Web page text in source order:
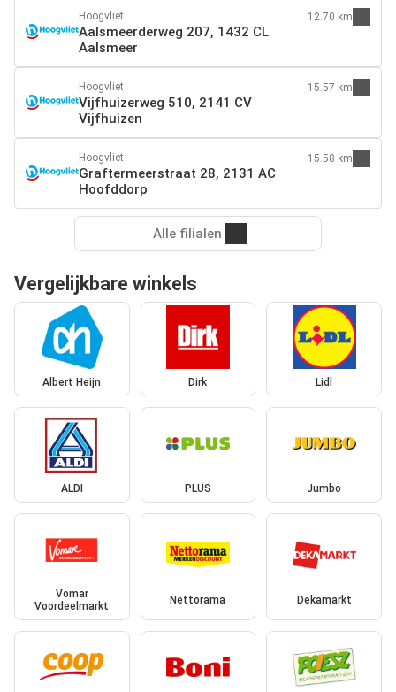
Hoogvliet
Aalsmeerderweg 207, 1432 CL
Aalsmeer
12.70 km
Hoogvliet
Vijfhuizerweg 510, 2141 CV
Vijfhuizen
15.57 km
Hoogvliet
Graftermeerstraat 28, 2131 AC
Hoofddorp
15.58 km
Alle filialen
Vergelijkbare winkels
Albert Heijn Dirk Lidl
ALDI PLUS Jumbo
Vomar
Voordeelmarkt
Nettorama Dekamarkt